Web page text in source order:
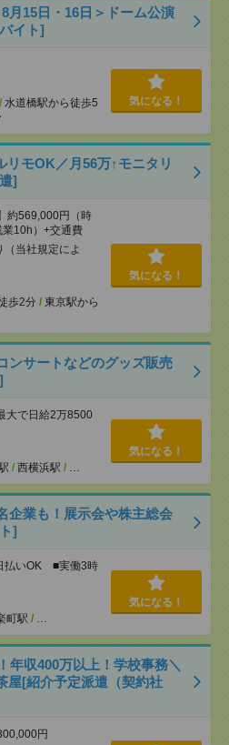
月15日・16日＞ドーム公演
イト]
/ 水道橋駅から徒歩5
気になる！
リモOK／月56万↑モニタリ
]
約569,000円（時
10h）+交通費
当社規定によ
歩2分 / 東京駅から
気になる！
ンサートなどのグッズ販売
で日給2万8500
/ 西横浜駅 / …
気になる！
企業も！展示会や株主総会
]
払いOK ■実働3時
町駅 / …
気になる！
年収400万以上！学校事務＼
屋[紹介予定派遣（契約社
円